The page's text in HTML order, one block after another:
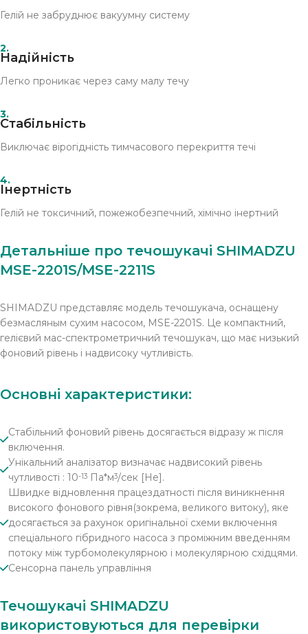
Гелій не забруднює вакуумну систему
2.
Надійність
Легко проникає через саму малу течу
3.
Стабільність
Виключає вірогідність тимчасового перекриття течі
4.
Інертність
Гелій не токсичний, пожежобезпечний, хімічно інертний
Детальніше про течошукачі SHIMADZU
MSE-2201S/MSE-2211S
SHIMADZU представляє модель течошукача, оснащену
безмасляным сухим насосом, MSE-2201S. Це компактний,
гелієвий мас-спектрометричний течошукач, що має низький
фоновий рівень і надвисоку чутливість.
Основні характеристики:
Стабільний фоновий рівень досягається відразу ж після
включення.
Унікальний аналізатор визначає надвисокий рівень
чутливості : 10-13 Па*м3/сек [He].
Швидке відновлення працездатності після виникнення
високого фонового рівня(зокрема, великого витоку), яке
досягається за рахунок оригінальної схеми включення
спеціального гібридного насоса з проміжним введенням
потоку між турбомолекулярною і молекулярною східцями.
Сенсорна панель управління
Течошукачі SHIMADZU
використовуються для перевірки